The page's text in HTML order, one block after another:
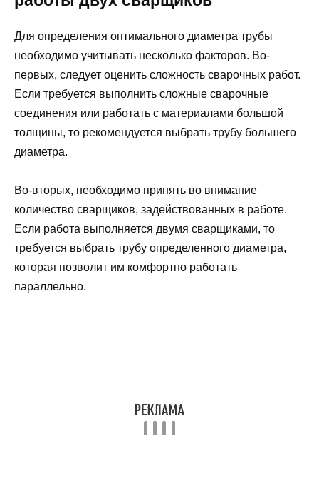
Для определения оптимального диаметра трубы
необходимо учитывать несколько факторов. Во-
первых, следует оценить сложность сварочных работ.
Если требуется выполнить сложные сварочные
соединения или работать с материалами большой
толщины, то рекомендуется выбрать трубу большего
диаметра.
Во-вторых, необходимо принять во внимание
количество сварщиков, задействованных в работе.
Если работа выполняется двумя сварщиками, то
требуется выбрать трубу определенного диаметра,
которая позволит им комфортно работать
параллельно.